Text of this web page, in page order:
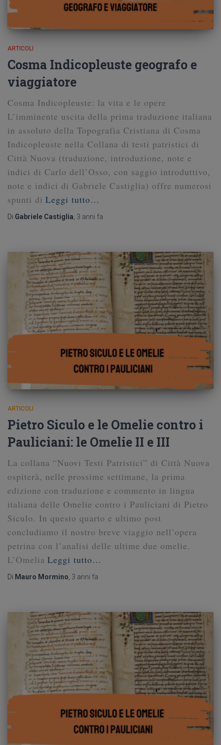
ARTICOLI
Cosma Indicopleuste geografo e
viaggiatore
Cosma Indicopleuste: la vita e le opere
L’imminente uscita della prima traduzione italiana
in assoluto della Topografia Cristiana di Cosma
Indicopleuste nella Collana di testi patristici di
Città Nuova (traduzione, introduzione, note e
indici di Carlo dell’Osso, con saggio introduttivo,
note e indici di Gabriele Castiglia) offre numerosi
spunti di Leggi tutto…
Di Gabriele Castiglia 3 anni fa
ARTICOLI
Pietro Siculo e le Omelie contro i
Pauliciani: le Omelie II e III
La collana “Nuovi Testi Patristici” di Città Nuova
ospiterà, nelle prossime settimane, la prima
edizione con traduzione e commento in lingua
italiana delle Omelie contro i Pauliciani di Pietro
Siculo. In questo quarto e ultimo post
concludiamo il nostro breve viaggio nell’opera
petrina con l’analisi delle ultime due omelie.
L’Omelia Leggi tutto…
Di Mauro Mormino, 3 anni fa